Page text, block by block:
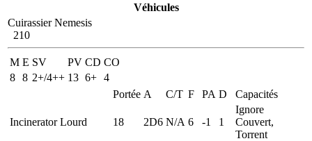
Véhicules
Cuirassier Nemesis
210
M E SV PV CD CO
8 8 2+/4++ 13 6+ 4
Portée A C/T F PA D Capacités
Incinerator Lourd 18 2D6 N/A 6 -1 1
Ignore
Couvert,
Torrent